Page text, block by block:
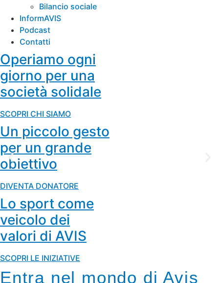
Bilancio sociale
InformAVIS
Podcast
Contatti
Operiamo ogni
giorno per una
società solidale​
SCOPRI CHI SIAMO
Un piccolo gesto
per un grande
obiettivo
DIVENTA DONATORE
Lo sport come
veicolo dei
valori di AVIS
SCOPRI LE INIZIATIVE
Entra nel mondo di Avis